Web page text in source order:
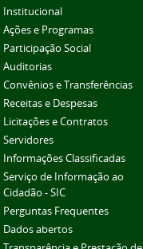
Institucional
Ações e Programas
Participação Social
Auditorias
Convênios e Transferências
Receitas e Despesas
Licitações e Contratos
Servidores
Informações Classificadas
Serviço de Informação ao
Cidadão - SIC
Perguntas Frequentes
Dados abertos